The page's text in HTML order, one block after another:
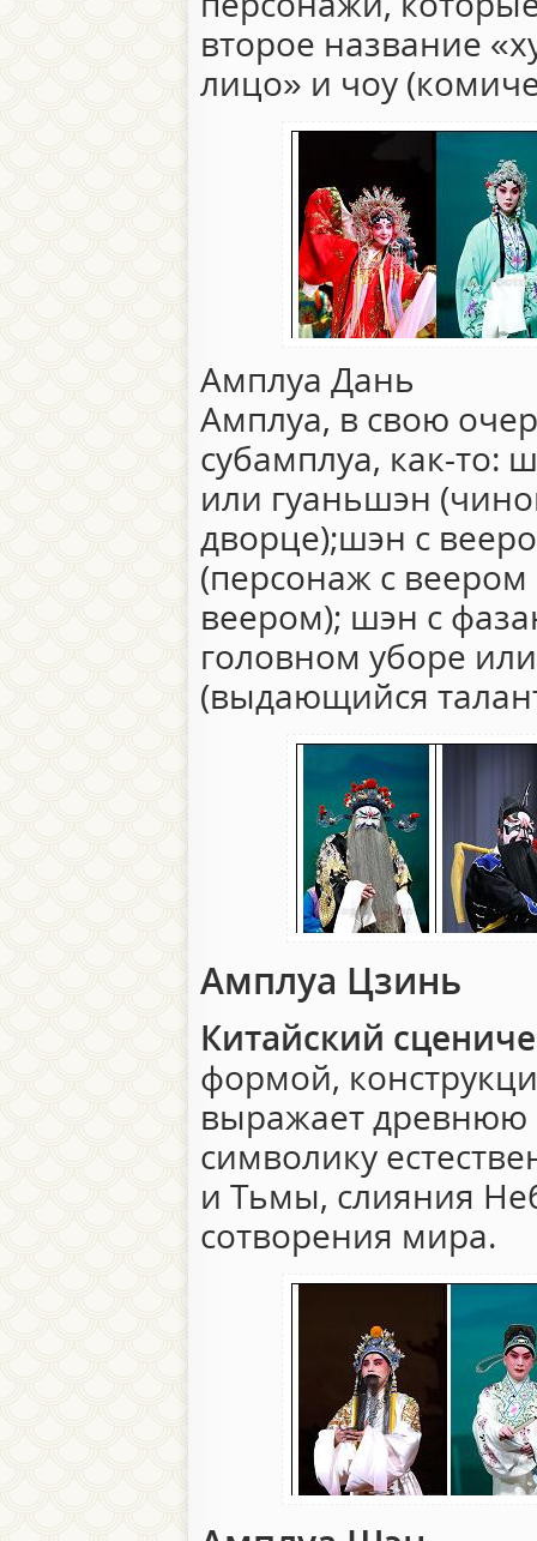
второе название
лицо» и чоу
Амплуа Дань
Амплуа, в свою
субамплуа, как-то:
или гуаньшэн
дворце);шэн с
(персонаж с веером
веером); шэн с
головном уборе
(выдающийся
Амплуа Цзинь
Китайский
формой,
выражает древнюю
символику
и Тьмы, слияния
сотворения мира.